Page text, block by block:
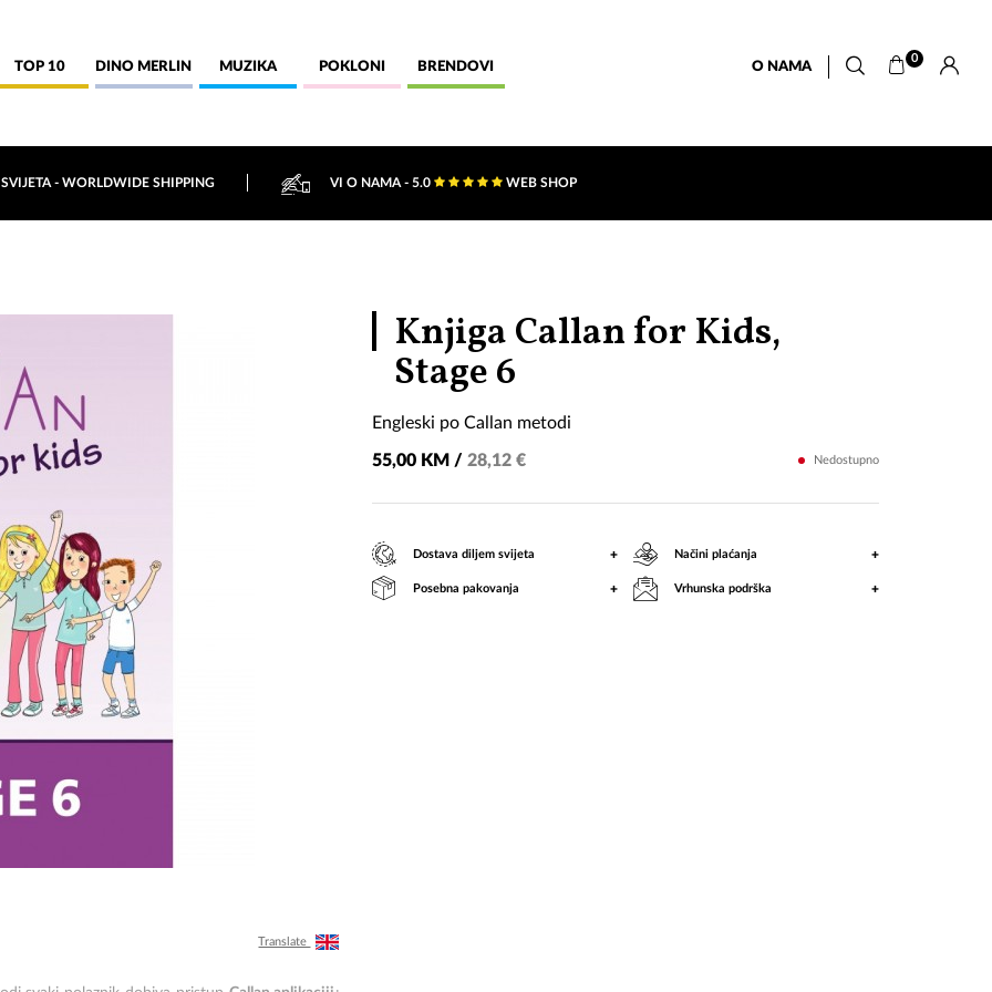
TOP 10 DINO MERLIN MUZIKA POKLONI BRENDOVI O NAMA
0
- WORLDWIDE SHIPPING VI O NAMA - 5.0 WEB SHOP
Translate
Knjiga Callan for Kids,
Stage 6
po
Callan
metodi
Engleski po Callan metodi
55,00 KM /28,12 € Nedostupno
Dostava diljem svijeta + Načini plaćanja +
Posebna pakovanja + Vrhunska podrška +